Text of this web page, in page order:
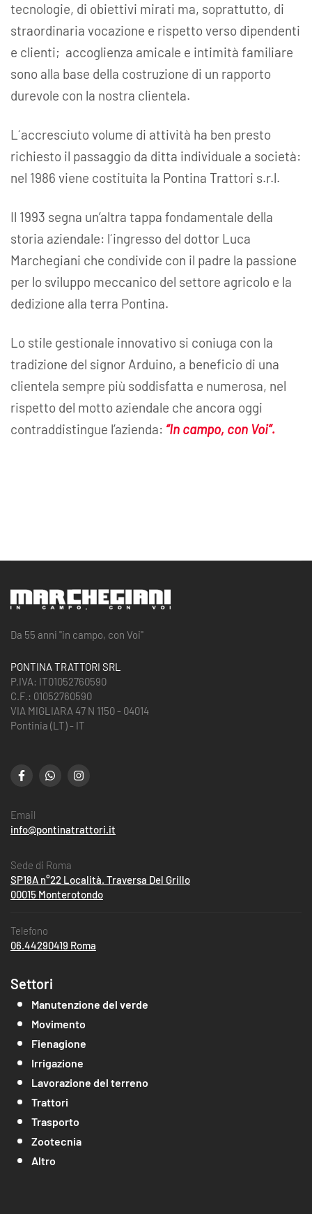
tecnologie, di obiettivi mirati ma, soprattutto, di
straordinaria vocazione e rispetto verso dipendenti
e clienti; accoglienza amicale e intimità familiare
sono alla base della costruzione di un rapporto
durevole con la nostra clientela.
L´accresciuto volume di attività ha ben presto
richiesto il passaggio da ditta individuale a società:
nel 1986 viene costituita la Pontina Trattori s.r.l.
Il 1993 segna un’altra tappa fondamentale della
storia aziendale: l´ingresso del dottor Luca
Marchegiani che condivide con il padre la passione
per lo sviluppo meccanico del settore agricolo e la
dedizione alla terra Pontina.
Lo stile gestionale innovativo si coniuga con la
tradizione del signor Arduino, a beneficio di una
clientela sempre più soddisfatta e numerosa, nel
rispetto del motto aziendale che ancora oggi
contraddistingue l’azienda: “In campo, con Voi”.
Da 55 anni "in campo, con Voi"
PONTINA TRATTORI SRL
P.IVA: IT01052760590
C.F.: 01052760590
VIA MIGLIARA 47 N 1150 - 04014
Pontinia (LT) - IT
Email
info@pontinatrattori.it
Sede di Roma
SP18A n°22 Località. Traversa Del Grillo
00015 Monterotondo
Telefono
06.44290419 Roma
Settori
Manutenzione del verde
Movimento
Fienagione
Irrigazione
Lavorazione del terreno
Trattori
Trasporto
Zootecnia
Altro